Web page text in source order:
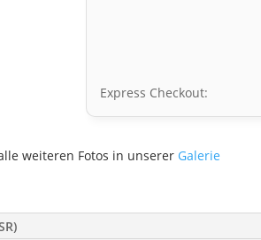
Express Checkout:
weiteren Fotos in unserer Galerie